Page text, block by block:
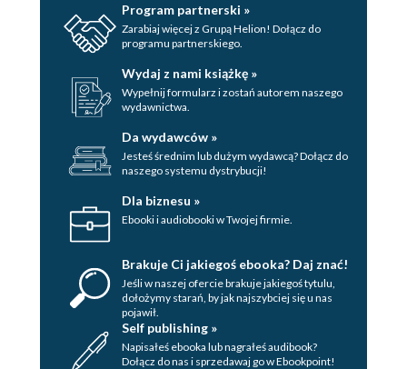
Program partnerski »
Zarabiaj więcej z Grupą Helion! Dołącz do
programu partnerskiego.
Wydaj z nami książkę »
Wypełnij formularz i zostań autorem naszego
wydawnictwa.
Da wydawców »
Jesteś średnim lub dużym wydawcą? Dołącz do
naszego systemu dystrybucji!
Dla biznesu »
Ebooki i audiobooki w Twojej firmie.
Brakuje Ci jakiegoś ebooka? Daj znać!
Jeśli w naszej ofercie brakuje jakiegoś tytulu,
dołożymy starań, by jak najszybciej się u nas
pojawił.
Self publishing »
Napisałeś ebooka lub nagrałeś audibook?
Dołącz do nas i sprzedawaj go w Ebookpoint!